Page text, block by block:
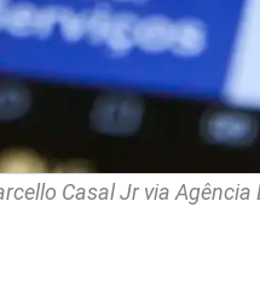
Casal Jr via Agência